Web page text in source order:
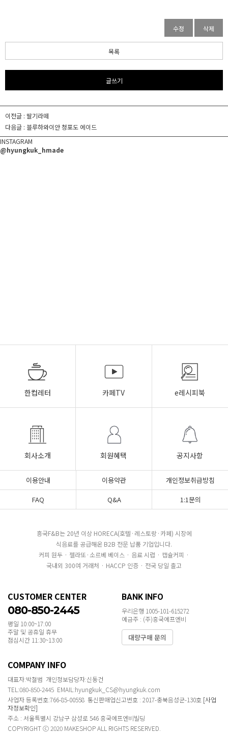
수정 삭제
목록
글쓰기
이전글 : 딸기라떼
다음글 : 블루하와이안 청포도 에이드
INSTAGRAM
@hyungkuk_hmade
한컵레터 카페TV e레시피북
회사소개 회원혜택 공지사항
이용안내 이용약관
개인정보취급방침
FAQ
Q&A 1:1문의
흥국F&B는 20년 이상 HORECA(호텔·레스토랑·카페) 시장에
식음료를 공급해온 B2B 전문 납품 기업입니다.
커피 원두 · 젤라또·소르베 베이스 · 음료 시럽 · 캡슐커피 ·
국내외 300여 거래처 · HACCP 인증 · 전국 당일 출고
CUSTOMER CENTER
080-850-2445
평일 10:00~17:00
주말 및 공휴일 휴무
점심시간 11:30~13:00
BANK INFO
우리은행 1005-101-615272
예금주 : (주)흥국에프엔비
대량구매 문의
COMPANY INFO
대표자:박철범 개인정보담당자:신동건
TEL:080-850-2445 EMAIL:hyungkuk_CS@hyungkuk.com
사업자 등록번호:766-85-00558 통신판매업신고번호 : 2017-충북음성군-130호 [사업
자정보확인]
주소 : 서울특별시 강남구 삼성로 546 흥국에프엔비빌딩
COPYRIGHT ⓒ 2020 MAKESHOP ALL RIGHTS RESERVED.